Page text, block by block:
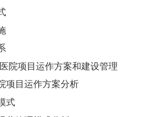
院项目运作方案和建设管理
项目运作方案分析
式